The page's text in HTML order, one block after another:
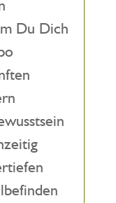
Du Dich